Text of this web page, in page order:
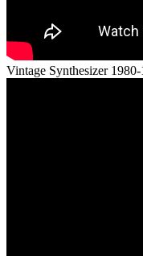
Vintage Synthesizer